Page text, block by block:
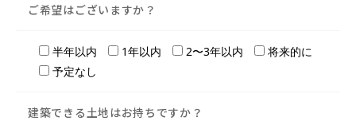
ご希望はございますか？
半年以内 1年以内 2〜3年以内
将来的に
予定なし
建築できる土地はお持ちですか？